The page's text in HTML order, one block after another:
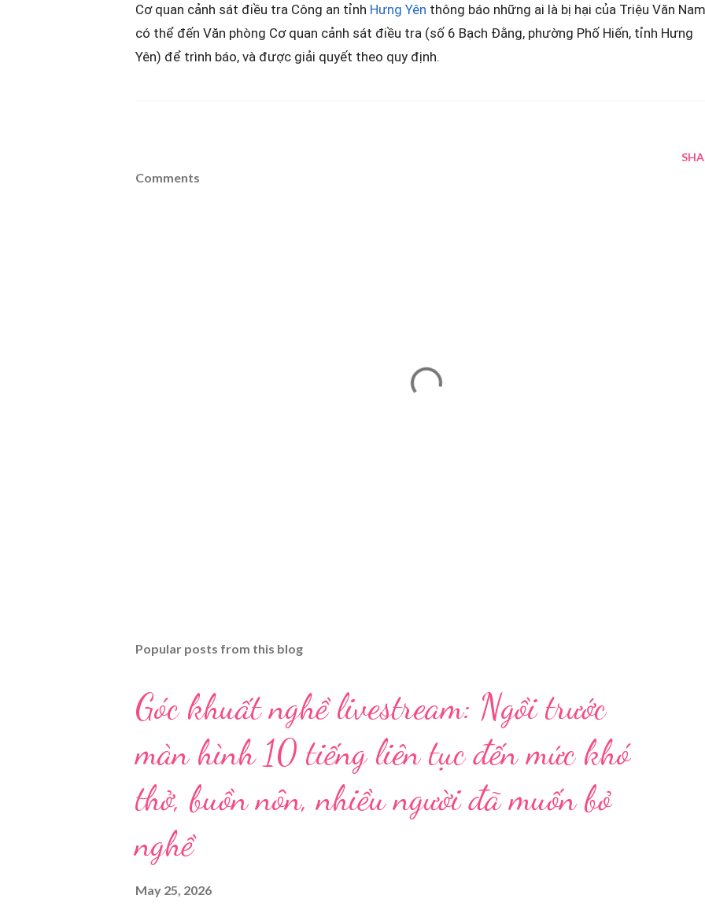
Cơ quan cảnh sát điều tra Công an tỉnh Hưng Yên thông báo những ai là bị hại của Triệu Văn Nam
có thể đến Văn phòng Cơ quan cảnh sát điều tra (số 6 Bạch Đằng, phường Phố Hiến, tỉnh Hưng
Yên) để trình báo, và được giải quyết theo quy định.
Comments
Popular posts from this blog
Góc khuất nghề livestream: Ngồi trước
màn hình 10 tiếng liên tục đến mức khó
thở, buồn nôn, nhiều người đã muốn bỏ
nghề
May 25, 2026